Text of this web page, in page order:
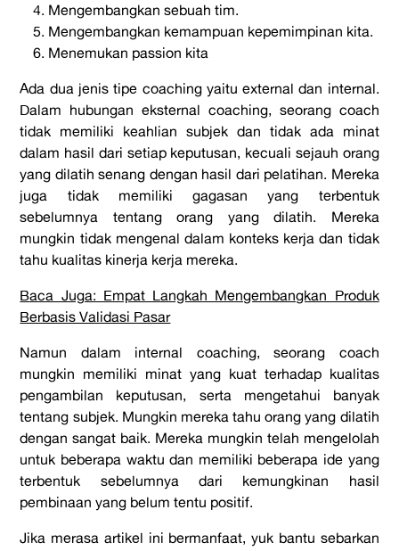
Mengembangkan sebuah tim.
Mengembangkan kemampuan kepemimpinan kita.
Menemukan passion kita
Ada dua jenis tipe coaching yaitu external dan internal.
Dalam hubungan eksternal coaching, seorang coach
tidak memiliki keahlian subjek dan tidak ada minat
dalam hasil dari setiap keputusan, kecuali sejauh orang
yang dilatih senang dengan hasil dari pelatihan. Mereka
juga tidak memiliki gagasan yang terbentuk
sebelumnya tentang orang yang dilatih. Mereka
mungkin tidak mengenal dalam konteks kerja dan tidak
tahu kualitas kinerja kerja mereka.
Baca Juga: Empat Langkah Mengembangkan Produk
Berbasis Validasi Pasar
Namun dalam internal coaching, seorang coach
mungkin memiliki minat yang kuat terhadap kualitas
pengambilan keputusan, serta mengetahui banyak
tentang subjek. Mungkin mereka tahu orang yang dilatih
dengan sangat baik. Mereka mungkin telah mengelolah
untuk beberapa waktu dan memiliki beberapa ide yang
terbentuk sebelumnya dari kemungkinan hasil
pembinaan yang belum tentu positif.
Jika merasa artikel ini bermanfaat, yuk bantu sebarkan